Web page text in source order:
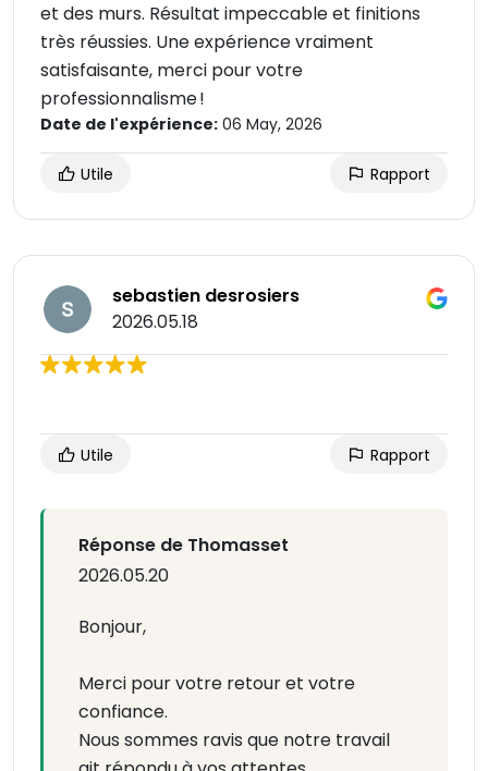
et des murs. Résultat impeccable et finitions
très réussies. Une expérience vraiment
satisfaisante, merci pour votre
professionnalisme !
Date de l'expérience: 06 May, 2026
Utile Rapport
sebastien desrosiers
2026.05.18
Utile Rapport
Réponse de Thomasset
2026.05.20
Bonjour,
Merci pour votre retour et votre
confiance.
Nous sommes ravis que notre travail